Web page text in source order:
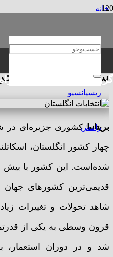
گروه حقوقی و مهاجرتی
خانه
انتخابات انگلستان
سیاست‌های
بریتانیاکشوری جزیره‌ای در
چهار کشور انگلستان،
قدیمی‌ترین کشورهای جهان
شاهد تحولات و تغییرات
قرون وسطی به یکی از
شد و در دوران استعمار،